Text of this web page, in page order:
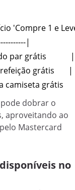
'Compre 1 e
|
par grátis            |
grátis       |
dobrar o
aproveitando ao
Mastercard
no